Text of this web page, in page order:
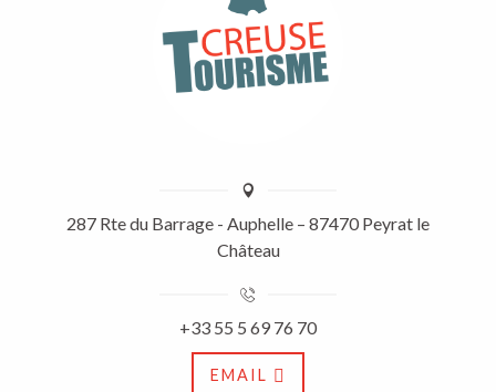
287 Rte du Barrage - Auphelle – 87470 Peyrat le
Château
+33 55 5 69 76 70
EMAIL